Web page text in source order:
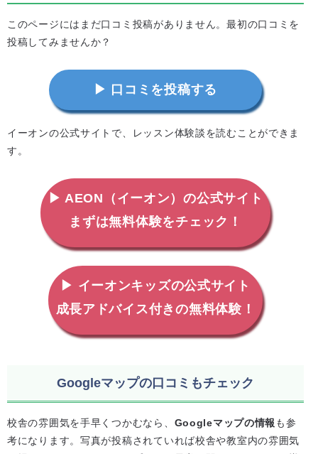
このページにはまだ口コミ投稿がありません。最初の口コミを
投稿してみませんか？
▶ 口コミを投稿する
イーオンの公式サイトで、レッスン体験談を読むことができま
す。
▶ AEON（イーオン）の公式サイト
まずは無料体験をチェック！
▶ イーオンキッズの公式サイト
成長アドバイス付きの無料体験！
Googleマップの口コミもチェック
校舎の雰囲気を手早くつかむなら、 Googleマップの情報 も参
考になります。写真が投稿されていれば校舎や教室内の雰囲気